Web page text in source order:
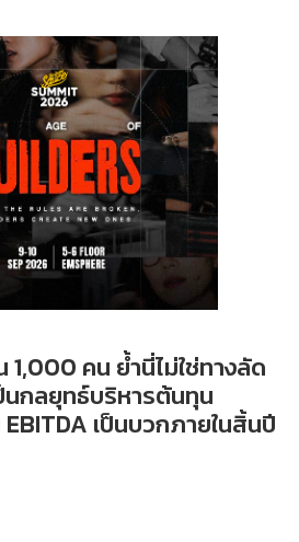
คน ย้ำนี่ไม่ใช่ทางลัด
นกลยุทธ์บริหารต้นทุน
เป็นบวกภายในสิ้นปี